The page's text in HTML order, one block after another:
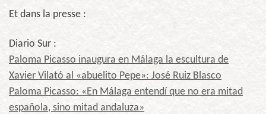
Et dans la presse :
Diario Sur :
Paloma Picasso inaugura en Málaga la escultura de
Xavier Vilató al «abuelito Pepe»: José Ruiz Blasco
Paloma Picasso: «En Málaga entendí que no era mitad
española, sino mitad andaluza»